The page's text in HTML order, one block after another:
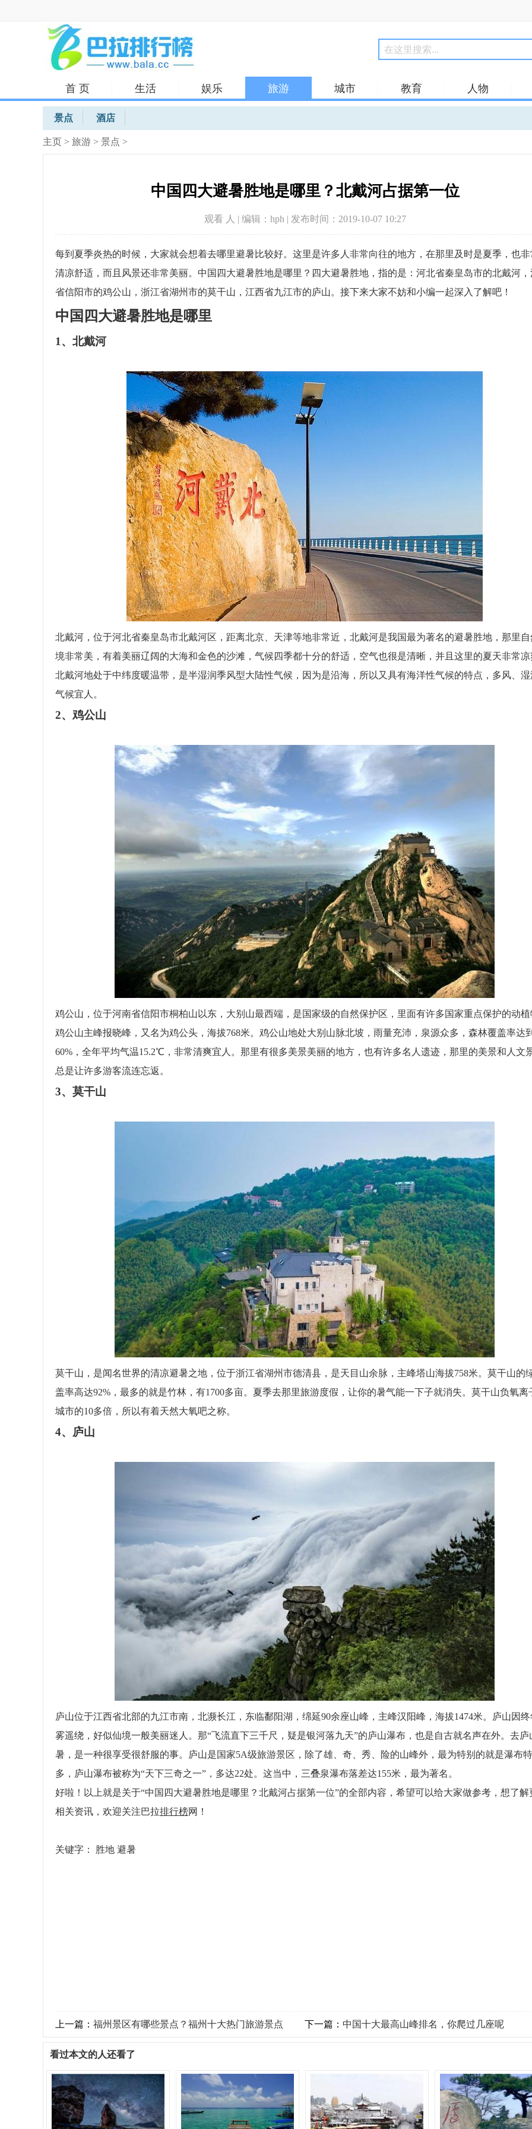
首 页 生活 娱乐 旅游 城市 教育 人物
体育
景点 酒店
主页 > 旅游 > 景点 >
中国四大避暑胜地是哪里？北戴河占据第一位
观看 人 | 编辑：hph | 发布时间：2019-10-07 10:27
每到夏季炎热的时候，大家就会想着去哪里避暑比较好。这里是许多人非常向往的地方，在那里及时是夏季，也非
清凉舒适，而且风景还非常美丽。中国四大避暑胜地是哪里？四大避暑胜地，指的是：河北省秦皇岛市的北戴河
省信阳市的鸡公山，浙江省湖州市的莫干山，江西省九江市的庐山。接下来大家不妨和小编一起深入了解吧！
中国四大避暑胜地是哪里
1、北戴河
北戴河，位于河北省秦皇岛市北戴河区，距离北京、天津等地非常近，北戴河是我国最为著名的避暑胜地，那里
境非常美，有着美丽辽阔的大海和金色的沙滩，气候四季都十分的舒适，空气也很是清晰，并且这里的夏天非常凉
北戴河地处于中纬度暖温带，是半湿润季风型大陆性气候，因为是沿海，所以又具有海洋性气候的特点，多风、湿
气候宜人。
2、鸡公山
鸡公山，位于河南省信阳市桐柏山以东，大别山最西端，是国家级的自然保护区，里面有许多国家重点保护的动植
鸡公山主峰报晓峰，又名为鸡公头，海拔768米。鸡公山地处大别山脉北坡，雨量充沛，泉源众多，森林覆盖率达到
60%，全年平均气温15.2℃，非常清爽宜人。那里有很多美景美丽的地方，也有许多名人遗迹，那里的美景和人文
总是让许多游客流连忘返。
3、莫干山
莫干山，是闻名世界的清凉避暑之地，位于浙江省湖州市德清县，是天目山余脉，主峰塔山海拔758米。莫干山的
盖率高达92%，最多的就是竹林，有1700多亩。夏季去那里旅游度假，让你的暑气能一下子就消失。莫干山负氧离
城市的10多倍，所以有着天然大氧吧之称。
4、庐山
庐山位于江西省北部的九江市南，北濒长江，东临鄱阳湖，绵延90余座山峰，主峰汉阳峰，海拔1474米。庐山因终
雾遥绕，好似仙境一般美丽迷人。那“飞流直下三千尺，疑是银河落九天”的庐山瀑布，也是自古就名声在外。去庐
暑，是一种很享受很舒服的事。庐山是国家5A级旅游景区，除了雄、奇、秀、险的山峰外，最为特别的就是瀑布特
多，庐山瀑布被称为“天下三奇之一”，多达22处。这当中，三叠泉瀑布落差达155米，最为著名。
好啦！以上就是关于“中国四大避暑胜地是哪里？北戴河占据第一位”的全部内容，希望可以给大家做参考，想了解
相关资讯，欢迎关注巴拉排行榜网！
关键字： 胜地 避暑
上一篇： 福州景区有哪些景点？福州十大热门旅游景点 下一篇： 中国十大最高山峰排名，你爬过几座呢
看过本文的人还看了